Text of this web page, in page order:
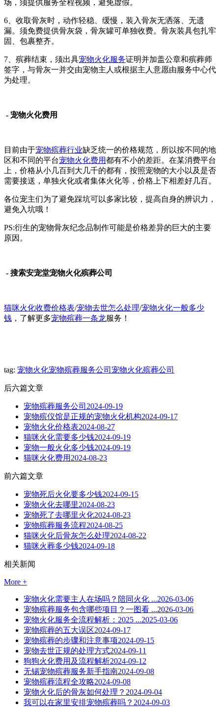
场，须提供服务全程视频，避免虚假。
6、收取骨灰时，动作轻稳、缓慢，装入骨灰无洒落、无遗
漏。须免费提供骨灰袋，骨灰罐可单独收费。骨灰装具包扎牢
固、包裹整齐。
7、殡葬结束，须出具宠物火化服务证明并加盖公章和殡葬师
签字，与骨灰一并交由宠物主人或根据主人意愿由服务中心代
为处理。
- 宠物火化费用
目前由于宠物殡葬行业缺乏统一的价格规范，所以按不同的地
区和不同的平台宠物火化费用都有不小的差距。在某消费平台
上，价格从小几百到大几千的都有，按照宠物的大小以及是否
需要接送，单独火化或者集体火化等，价格上下相差好几百。
各位宠主们为了避免踩坑可以多家比较，提高自身的辨识力，
避免入坑哦！
PS:衍生的宠物骨灰纪念品制作可能是价格差异的巨大的主要
原因。
- 搜索安宠堂宠物火化殡葬公司
猫咪火化收费价格表/宠物去世怎么处理/宠物火化一般多少
钱 ，了解更多宠物殡葬一条龙服务！
tag: 宠物火化宠物殡葬服务公司 宠物火化殡葬公司
后六篇文章
宠物殡葬服务公司 2024-09-19
宠物殡仪馆是正规的宠物火化机构2024-09-17
宠物火化价格表2024-08-27
猫咪火化需要多少钱2024-09-19
宠物一般火化多少钱2024-09-19
猫咪火化费用 2024-08-23
前六篇文章
宠物死后火化要多少钱2024-09-15
宠物火化去哪里2024-08-23
宠物死了去哪里火化2024-08-23
宠物殡葬服务流程2024-08-25
猫咪火化后骨灰怎么处理2024-08-22
猫咪火葬多少钱2024-09-18
相关新闻
More +
宠物火化需要主人在场吗？陪同火化 ...2026-03-06
宠物殡葬服务包含哪些项目？一图看 ...2026-03-06
宠物火化服务全流程解析：2025 ...2025-03-06
宠物殡葬的五大误区2024-09-17
宠物殡葬的步骤和注意事项2024-09-15
宠物去世正规的处理方式2024-09-11
狗狗火化费用及流程解析2024-09-12
无锡宠物殡葬服务新手指南2024-09-08
宠物殡葬流程全攻略2024-09-08
宠物火化后的骨灰如何处理？ 2024-09-04
我可以在家里安排宠物殡葬吗？ 2024-09-03